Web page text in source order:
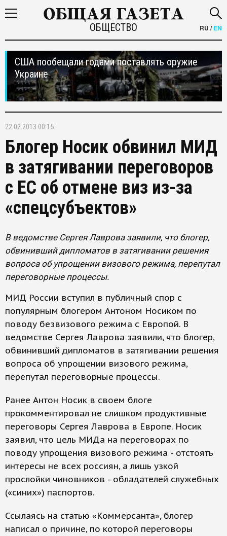
ОБЩЕСТВО RU /EN
США пообещали годами поставлять оружие
Украине
22.02.2013 00:15
Блогер Носик обвинил МИД
в затягивании переговоров
с ЕС об отмене виз из-за
«спецсубъектов»
В ведомстве Сергея Лаврова заявили, что блогер,
обвинивший дипломатов в затягивании решения
вопроса об упрощении визового режима, перепутал
переговорные процессы.
МИД России вступил в публичный спор с
популярным блогером Антоном Носиком по
поводу безвизового режима с Европой. В
ведомстве Сергея Лаврова заявили, что блогер,
обвинивший дипломатов в затягивании решения
вопроса об упрощении визового режима,
перепутал переговорные процессы.
Ранее Антон Носик в своем блоге
прокомментировал не слишком продуктивные
переговоры Сергея Лаврова в Европе. Носик
заявил, что цель МИДа на переговорах по
поводу упрощения визового режима - отстоять
интересы не всех россиян, а лишь узкой
прослойки чиновников - обладателей служебных
(«синих») паспортов.
Ссылаясь на статью «Коммерсанта», блогер
написал о причине, по которой переговоры